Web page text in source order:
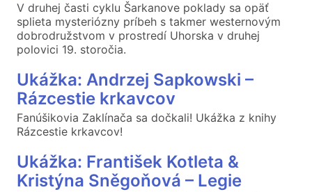
V druhej časti cyklu Šarkanove poklady sa opäť
splieta mysteriózny príbeh s takmer westernovým
dobrodružstvom v prostredí Uhorska v druhej
polovici 19. storočia.
Ukážka: Andrzej Sapkowski –
Rázcestie krkavcov
Fanúšikovia Zaklínača sa dočkali! Ukážka z knihy
Rázcestie krkavcov!
Ukážka: František Kotleta &
Kristýna Sněgoňová – Legie